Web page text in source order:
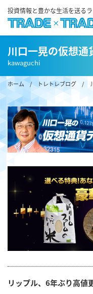
投資情報と豊かな生活を送る
川口一晃の仮想
kawaguchi
ホーム/ トレトレブログ / 川
リップル、6年ぶり高値